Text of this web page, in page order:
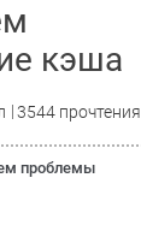
кэша
3544 прочтения
проблемы